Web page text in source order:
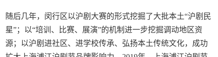
随后几年，闵行区以沪剧大赛的形式挖掘了大批本土“沪剧民
星”；以“培训、比赛、展演”的机制进一步挖掘调动地区资
源；以沪剧进社区、进学校传承、弘扬本土传统文化，成功